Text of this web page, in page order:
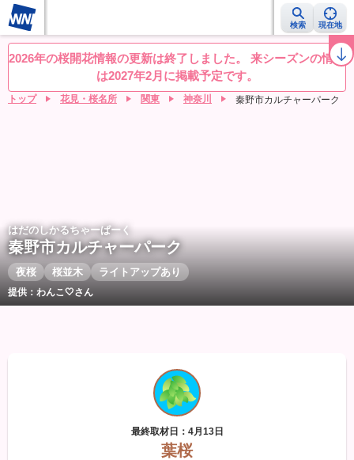
検索 現在地
桜レーダー 名所ランキング 桜開花予想NEWS お花見動画 目的別
2026年の桜開花情報の更新は終了しました。 来シーズンの情報
は2027年2月に掲載予定です。
トップ 花見・桜名所 関東 神奈川 秦野市カルチャーパーク
はだのしかるちゃーぱーく
秦野市カルチャーパーク
夜桜 桜並木 ライトアップあり
提供：わんこ🤍さん
最終取材日：4月13日
葉桜